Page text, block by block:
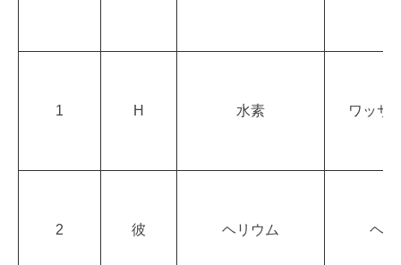
1 H 水素 ワッサ
2 彼 ヘリウム ヘ